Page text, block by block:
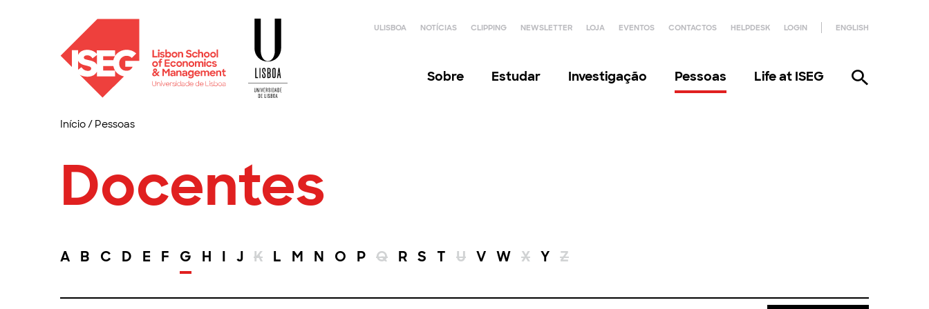
ULISBOA NOTÍCIAS CLIPPING NEWSLETTER LOJA EVENTOS CONTACTOS HELPDESK LOGIN ENGLISH
Sobre Estudar Investigação Pessoas Life at ISEG
Início/ Pessoas
Docentes
A B C D E F G H I J K L M N O P Q R S T U V W X Y Z